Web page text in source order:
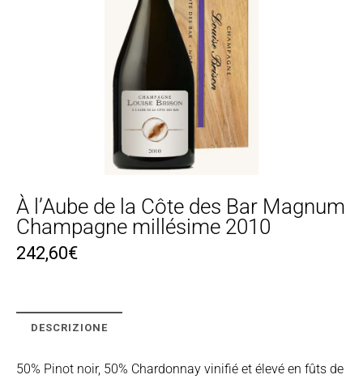
À l’Aube de la Côte des Bar Magnum
Champagne millésime 2010
242,60€
DESCRIZIONE
50% Pinot noir, 50% Chardonnay vinifié et élevé en fûts de